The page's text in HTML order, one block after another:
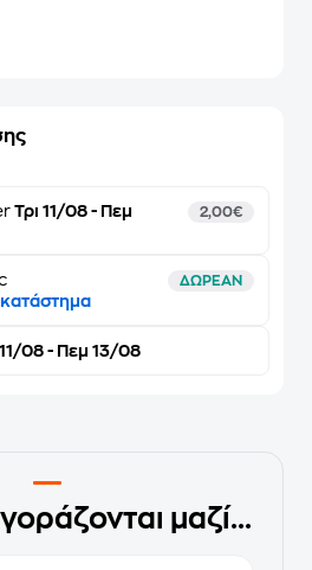
Τρι 11/08 - Πεμ
2,00€
ΔΩΡΕΑΝ
11/08 - Πεμ 13/08
μαζί...